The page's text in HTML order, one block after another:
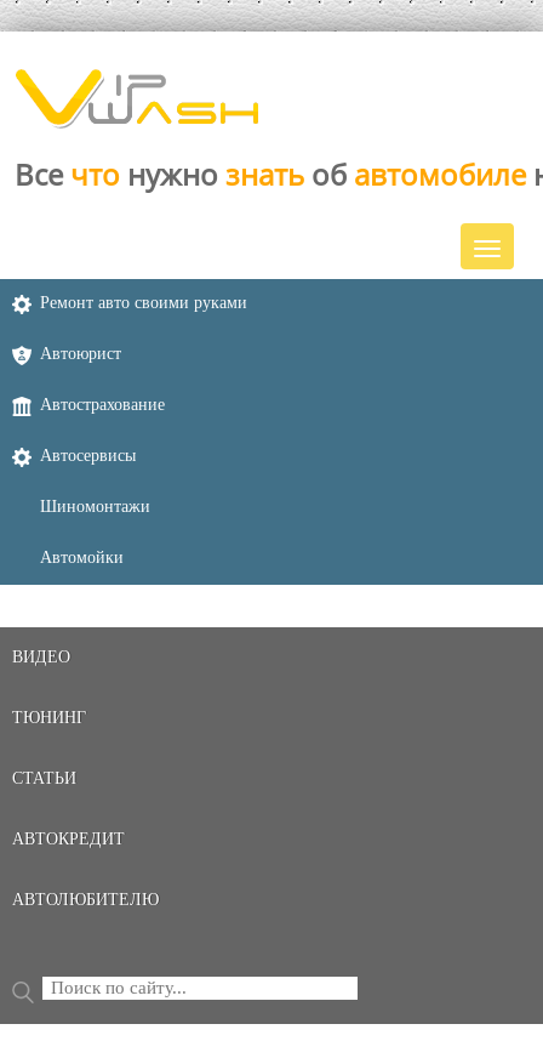
Все что нужно знать об автомобиле
Ремонт авто своими руками
Автоюрист
Автострахование
Автосервисы
Шиномонтажи
Автомойки
ВИДЕО
ТЮНИНГ
СТАТЬИ
АВТОКРЕДИТ
АВТОЛЮБИТЕЛЮ
ФОРМА ПОИСКА
Поиск